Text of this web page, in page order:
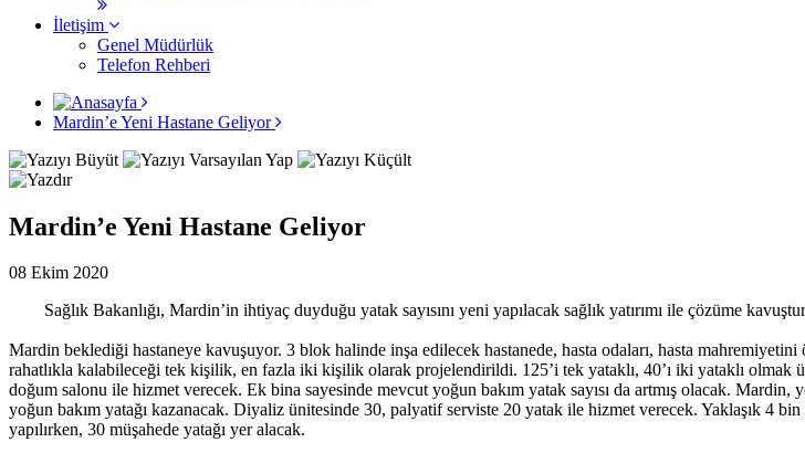
İletişim
Genel Müdürlük
Telefon Rehberi
Mardin’e Yeni Hastane Geliyor
Mardin’e Yeni Hastane Geliyor
08 Ekim 2020
Sağlık Bakanlığı, Mardin’in ihtiyaç duyduğu yatak sayısını yeni yapılacak sağlık yatırımı ile çözüme
Mardin beklediği hastaneye kavuşuyor. 3 blok halinde inşa edilecek hastanede, hasta odaları, hasta
rahatlıkla kalabileceği tek kişilik, en fazla iki kişilik olarak projelendirildi. 125’i tek yataklı, 40’ı iki yataklı
doğum salonu ile hizmet verecek. Ek bina sayesinde mevcut yoğun bakım yatak sayısı da artmış olacak. Mardin,
yoğun bakım yatağı kazanacak. Diyaliz ünitesinde 30, palyatif serviste 20 yatak ile hizmet verecek. Yaklaşık 4
yapılırken, 30 müşahede yatağı yer alacak.